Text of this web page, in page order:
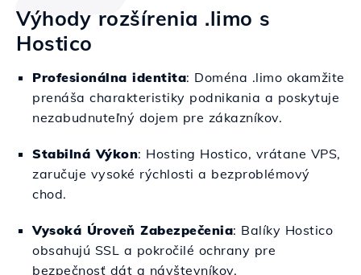
Výhody rozšírenia .limo s
Hostico
Profesionálna identita: Doména .limo okamžite
prenáša charakteristiky podnikania a poskytuje
nezabudnuteľný dojem pre zákazníkov.
Stabilná Výkon: Hosting Hostico, vrátane VPS,
zaručuje vysoké rýchlosti a bezproblémový
chod.
Vysoká Úroveň Zabezpečenia: Balíky Hostico
obsahujú SSL a pokročilé ochrany pre
bezpečnosť dát a návštevníkov.